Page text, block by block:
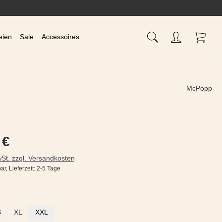
Sale Accessoires
McPopp
zzgl. Versandkosten
Lieferzeit: 2-5 Tage
XL XXL